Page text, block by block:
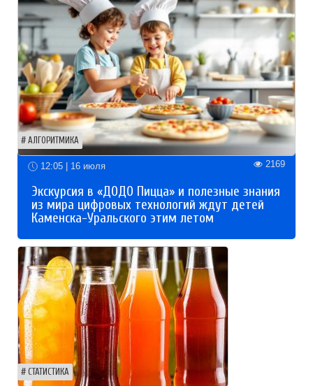
АЛГОРИТМИКА
12:05 | 16 июля 2169
Экскурсия в «ДОДО Пицца» и полезные знания
из мира цифровых технологий ждут детей
Каменска-Уральского этим летом
СТАТИСТИКА